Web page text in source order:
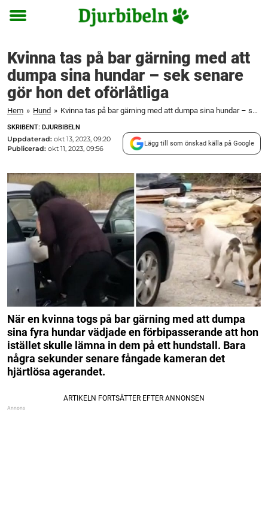
Toggle
Kvinna tas på bar gärning med att
dumpa sina hundar – sek senare
gör hon det oförlåtliga
Hem » Hund » Kvinna tas på bar gärning med att dumpa sina hundar – sek senare gör hon det oförlåtliga
SKRIBENT: DJURBIBELN
Uppdaterad: okt 13, 2023, 09:20
Publicerad: okt 11, 2023, 09:56
Lägg till som önskad källa på Google
När en kvinna togs på bar gärning med att dumpa
sina fyra hundar vädjade en förbipasserande att hon
istället skulle lämna in dem på ett hundstall. Bara
några sekunder senare fångade kameran det
hjärtlösa agerandet.